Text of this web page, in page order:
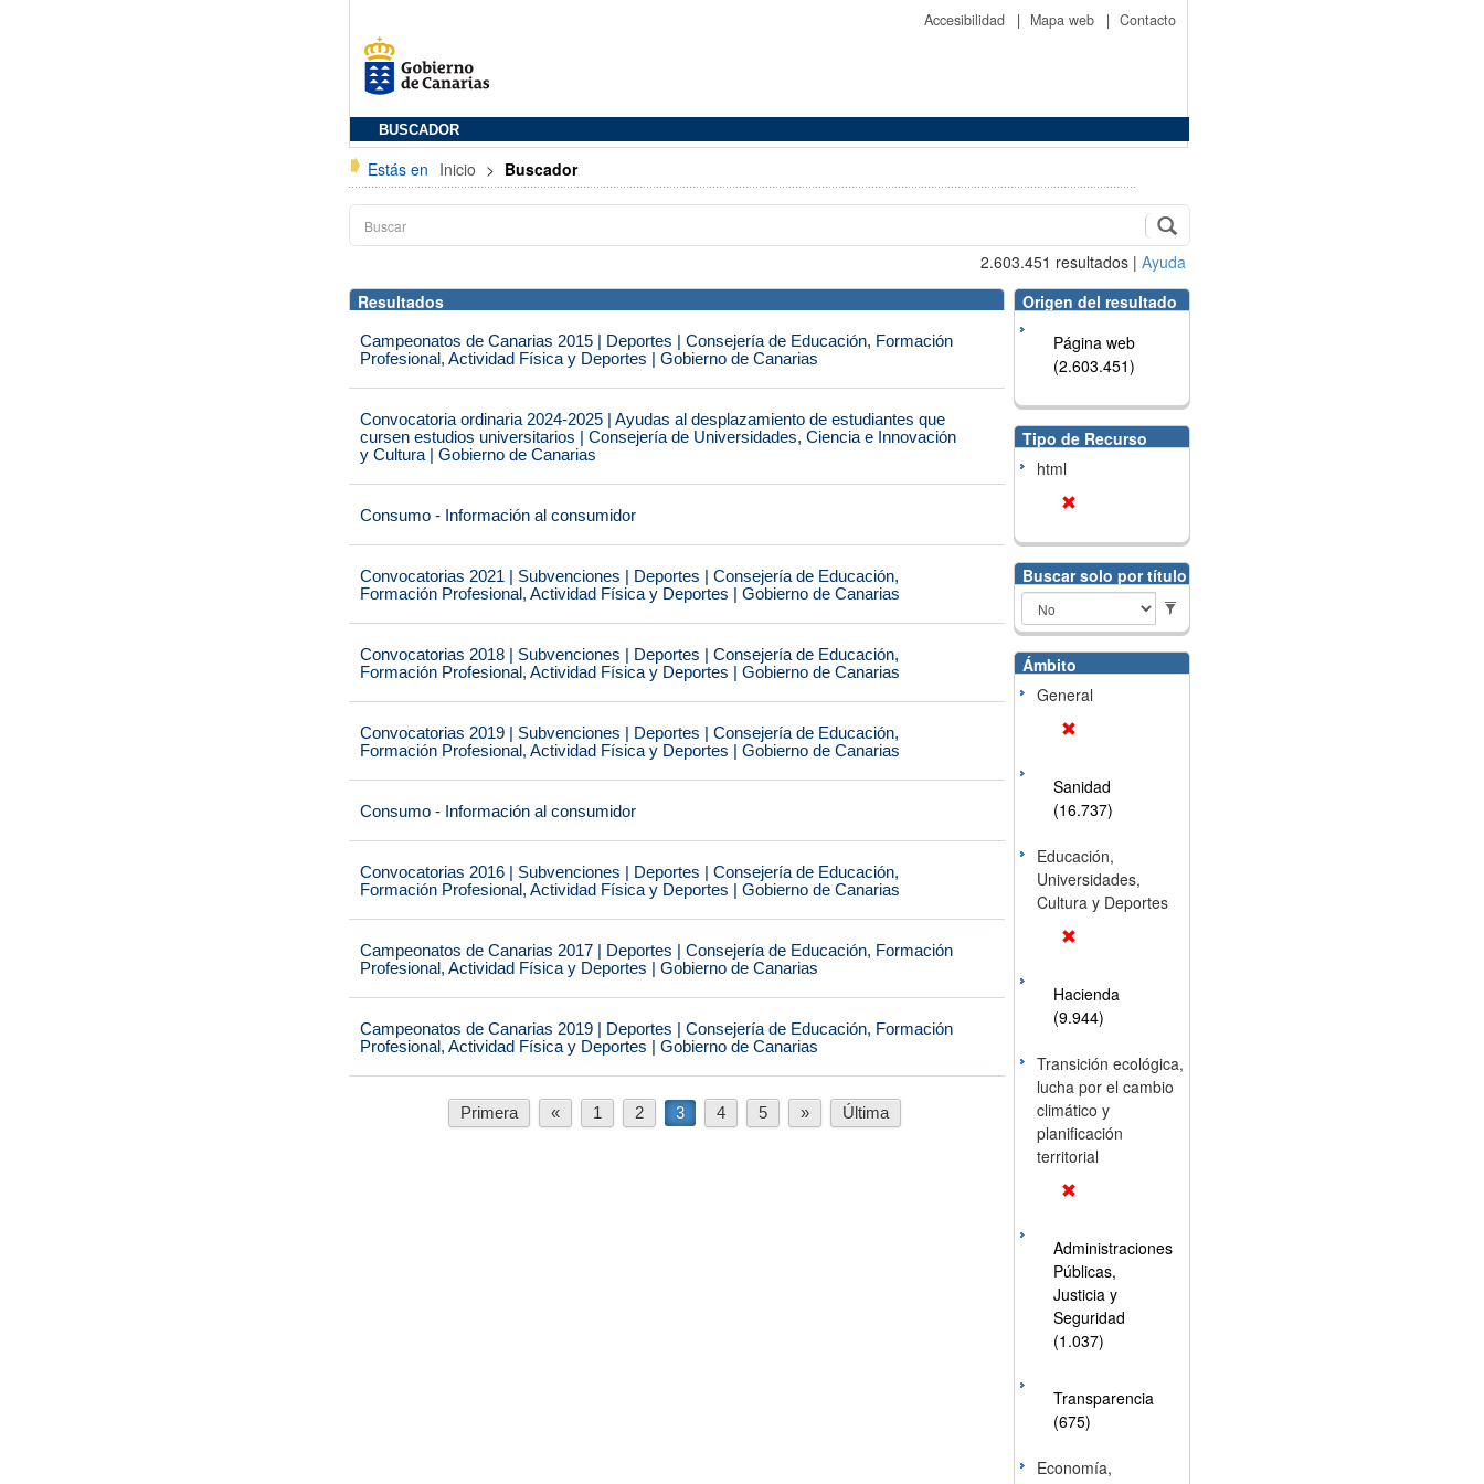
Accesibilidad | Mapa web | Contacto
BUSCADOR
Estás en Inicio > Buscador
2.603.451 resultados | Ayuda
Resultados
Campeonatos de Canarias 2015 | Deportes | Consejería de Educación, Formación
Profesional, Actividad Física y Deportes | Gobierno de Canarias
Convocatoria ordinaria 2024-2025 | Ayudas al desplazamiento de estudiantes que
cursen estudios universitarios | Consejería de Universidades, Ciencia e Innovación
y Cultura | Gobierno de Canarias
Consumo - Información al consumidor
Convocatorias 2021 | Subvenciones | Deportes | Consejería de Educación,
Formación Profesional, Actividad Física y Deportes | Gobierno de Canarias
Convocatorias 2018 | Subvenciones | Deportes | Consejería de Educación,
Formación Profesional, Actividad Física y Deportes | Gobierno de Canarias
Convocatorias 2019 | Subvenciones | Deportes | Consejería de Educación,
Formación Profesional, Actividad Física y Deportes | Gobierno de Canarias
Consumo - Información al consumidor
Convocatorias 2016 | Subvenciones | Deportes | Consejería de Educación,
Formación Profesional, Actividad Física y Deportes | Gobierno de Canarias
Campeonatos de Canarias 2017 | Deportes | Consejería de Educación, Formación
Profesional, Actividad Física y Deportes | Gobierno de Canarias
Campeonatos de Canarias 2019 | Deportes | Consejería de Educación, Formación
Profesional, Actividad Física y Deportes | Gobierno de Canarias
Primera « 1 2 3 4 5 » Última
Origen del resultado
Página web
(2.603.451)
Tipo de Recurso
html
Buscar solo por título
Ámbito
General
Sanidad
(16.737)
Educación,
Universidades,
Cultura y Deportes
Hacienda
(9.944)
Transición ecológica,
lucha por el cambio
climático y
planificación
territorial
Administraciones
Públicas,
Justicia y
Seguridad
(1.037)
Transparencia
(675)
Economía,